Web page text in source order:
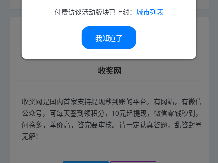
付费访谈活动版块已上线： 城市列表
我知道了
收奖网
收奖网是国内首家支持提现秒到账的平台。有网站，有微信
公众号，可每天签到领积分，10元起提现，微信零钱秒到，
问卷多，单价高，答完要审核。请一定认真答题，乱答封号
无解！